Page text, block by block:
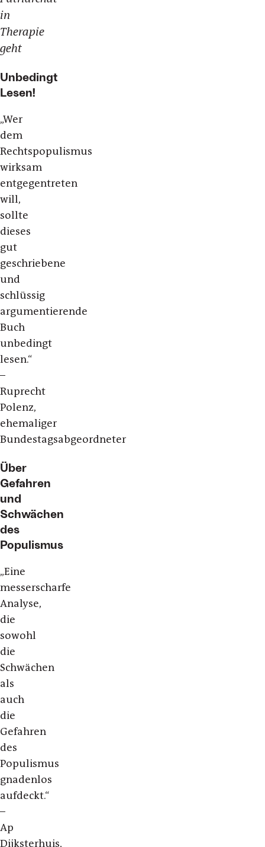
in
Therapie
geht
Unbedingt
Lesen!
„Wer
dem
Rechtspopulismus
wirksam
entgegentreten
will,
sollte
dieses
gut
geschriebene
und
schlüssig
argumentierende
Buch
unbedingt
lesen.“
–
Ruprecht
Polenz,
ehemaliger
Bundestagsabgeordneter
Über
Gefahren
und
Schwächen
des
Populismus
„Eine
messerscharfe
Analyse,
die
sowohl
die
Schwächen
als
auch
die
Gefahren
des
Populismus
gnadenlos
aufdeckt.“
–
Ap
Dijksterhuis,